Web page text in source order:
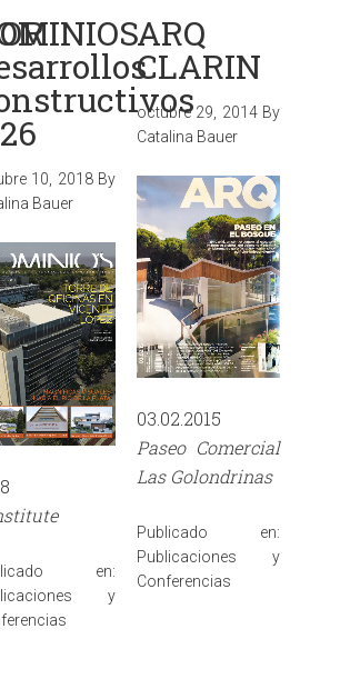
10, 2018By
Bauer
en:
y
ARQ
CLARIN
octubre 29, 2014By
Catalina Bauer
03.02.2015
Paseo Comercial
Las Golondrinas
Publicado en:
Publicaciones y
Conferencias